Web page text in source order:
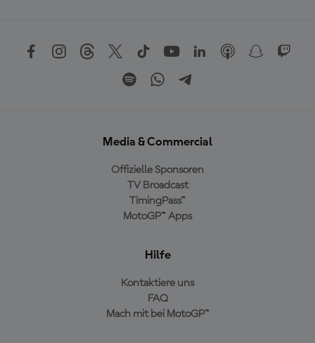
Media & Commercial
Offizielle Sponsoren
TV Broadcast
TimingPass™
MotoGP™ Apps
Hilfe
Kontaktiere uns
FAQ
Mach mit bei MotoGP™